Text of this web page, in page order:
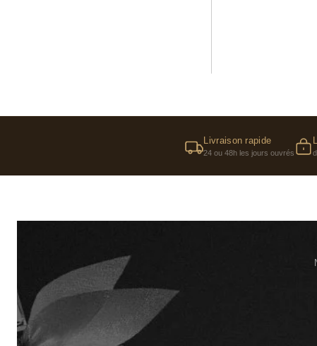
Livraison rapide
24 ou 48h les jours ouvrés